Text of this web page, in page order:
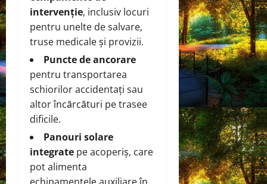
intervenție, inclusiv locuri
pentru unelte de salvare,
truse medicale și provizii.
Puncte de ancorare
pentru transportarea
schiorilor accidentați sau
altor încărcături pe trasee
dificile.
Panouri solare
integrate pe acoperiș, care
pot alimenta